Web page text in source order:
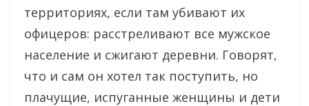
территориях, если там убивают их
офицеров: расстреливают все мужское
население и сжигают деревни. Говорят,
что и сам он хотел так поступить, но
плачущие, испуганные женщины и дети